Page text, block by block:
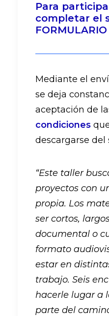
Para
completar el
FORMULARIO
Mediante el
se deja
aceptación de
condiciones
descargarse del
“Este taller
proyectos con
propia. Los
ser cortos,
documental o
formato
estar en
trabajo. Seis
hacerle lugar a
parte del